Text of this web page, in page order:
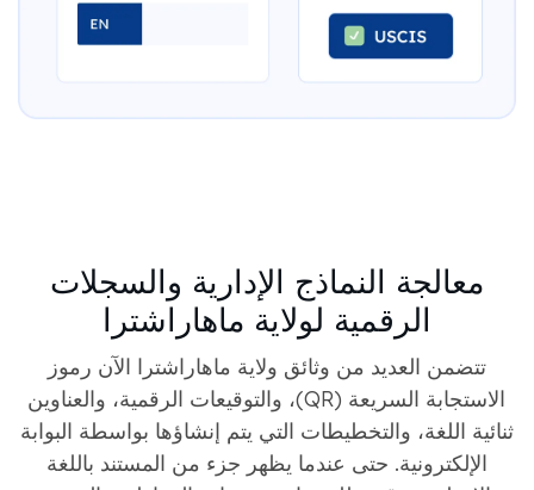
معالجة النماذج الإدارية والسجلات
الرقمية لولاية ماهاراشترا
تتضمن العديد من وثائق ولاية ماهاراشترا الآن رموز
الاستجابة السريعة (QR)، والتوقيعات الرقمية، والعناوين
ثنائية اللغة، والتخطيطات التي يتم إنشاؤها بواسطة البوابة
الإلكترونية. حتى عندما يظهر جزء من المستند باللغة